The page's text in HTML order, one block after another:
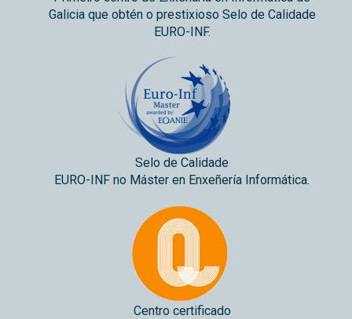
Galicia que obtén o prestixioso Selo de Calidade
EURO-INF.
Selo de Calidade
EURO-INF no Máster en Enxeñería Informática.
Centro certificado